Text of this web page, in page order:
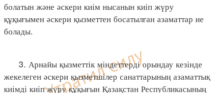
болатын және әскери киім нысанын киіп жүру
құқығымен әскери қызметтен босатылған азаматтар ие
болады.
3. Арнайы қызметтік міндеттерді орындау кезінде
жекелеген әскери қызметшілер санаттарының азаматтық
киімді киіп жүру құқығын Қазақстан Республикасының